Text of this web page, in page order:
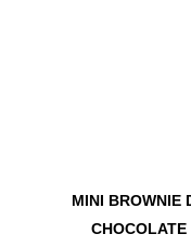
MINI BROWNIE
CHOCOLATE